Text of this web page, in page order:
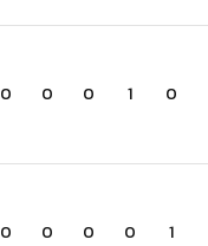
0 0 0 1 0
0 0 0 0 1